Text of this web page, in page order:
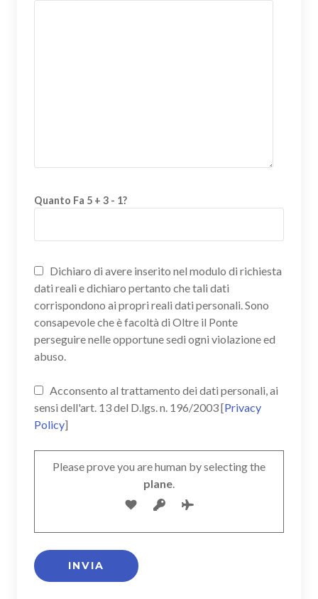
Quanto Fa 5 + 3 - 1?
Dichiaro di avere inserito nel modulo di richiesta
dati reali e dichiaro pertanto che tali dati
corrispondono ai propri reali dati personali. Sono
consapevole che è facoltà di Oltre il Ponte
perseguire nelle opportune sedi ogni violazione ed
abuso.
Acconsento al trattamento dei dati personali, ai
sensi dell'art. 13 del D.lgs. n. 196/2003 [Privacy
Policy]
Please prove you are human by selecting the
plane.